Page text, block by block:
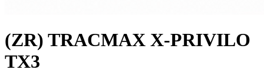
(ZR) TRACMAX X-PRIVILO
TX3